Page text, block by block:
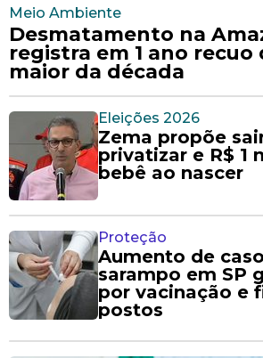
Meio Ambiente
Desmatamento na
registra em 1 ano recuo
maior da década
Eleições 2026
Zema propõe
privatizar e R$ 1
bebê ao nascer
Proteção
Aumento de
sarampo em SP
por vacinação e
postos